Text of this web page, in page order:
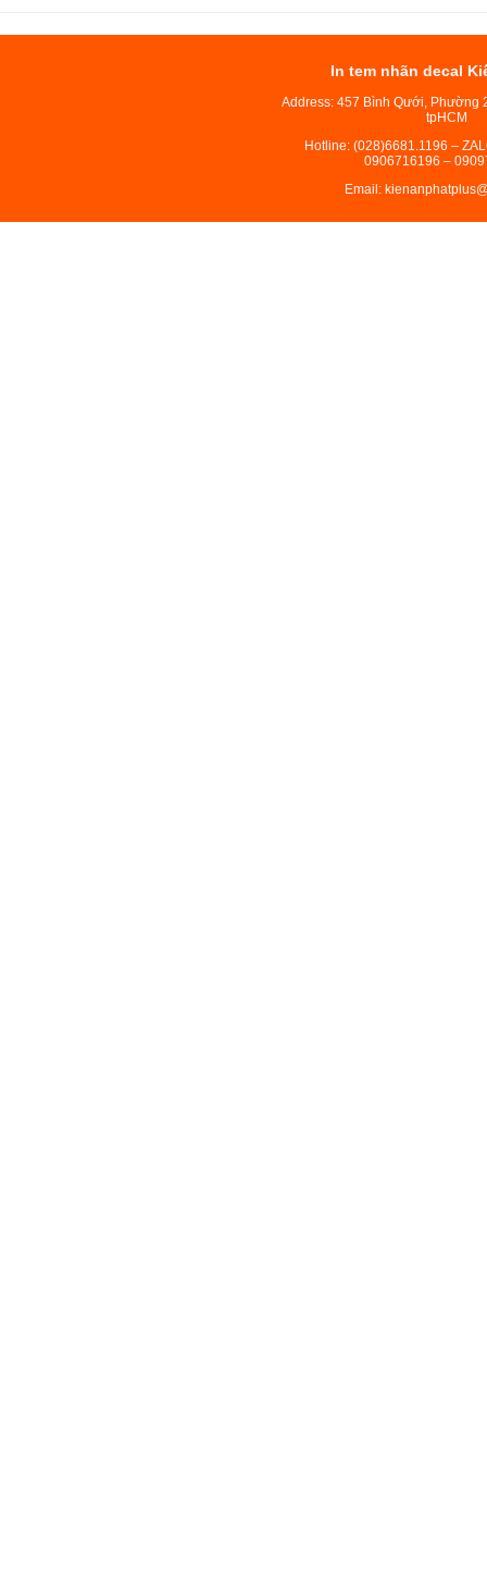
In tem nhãn decal
Address: 457 Bình Qưới, Phường
tpHCM
Hotline: (028)6681.1196 –
0906716196 –
Email: